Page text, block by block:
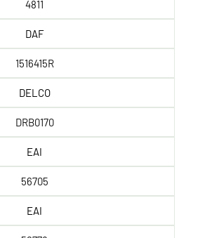
4811
DAF
1516415R
DELCO
DRB0170
EAI
56705
EAI